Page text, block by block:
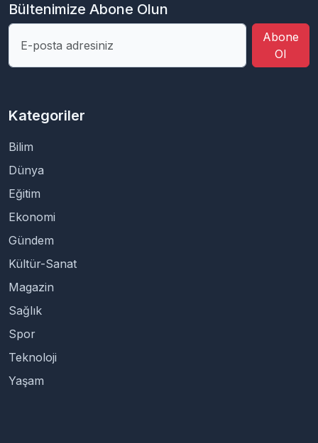
Bültenimize Abone Olun
Abone
Ol
Kategoriler
Bilim
Dünya
Eğitim
Ekonomi
Gündem
Kültür-Sanat
Magazin
Sağlık
Spor
Teknoloji
Yaşam